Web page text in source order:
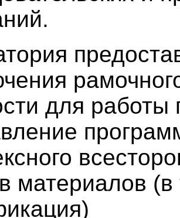
для работы
материалов